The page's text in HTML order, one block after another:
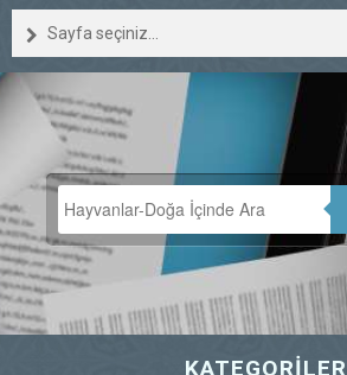
Sayfa seçiniz...
KATEGORİLER